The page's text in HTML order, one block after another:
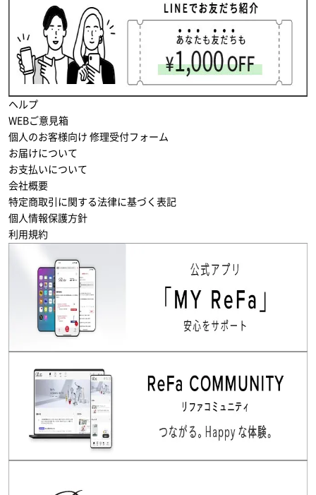
ヘルプ
WEBご意見箱
個人のお客様向け 修理受付フォーム
お届けについて
お支払いについて
会社概要
特定商取引に関する法律に基づく表記
個人情報保護方針
利用規約